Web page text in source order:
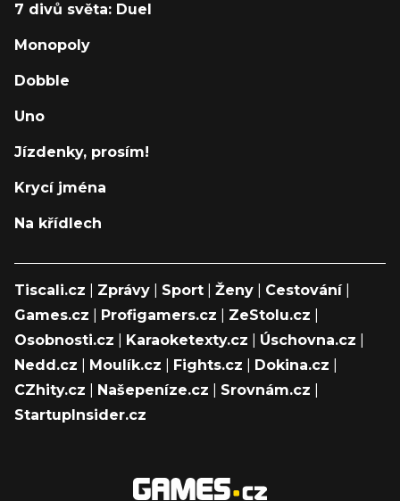
7 divů světa: Duel
Monopoly
Dobble
Uno
Jízdenky, prosím!
Krycí jména
Na křídlech
Tiscali.cz Zprávy Sport Ženy Cestování|
Games.cz
Profigamers.cz ZeStolu.cz
Osobnosti.cz
Karaoketexty.cz Úschovna.cz
Nedd.cz
Moulík.cz Fights.cz Dokina.cz
CZhity.cz
Našepeníze.cz Srovnám.cz
StartupInsider.cz